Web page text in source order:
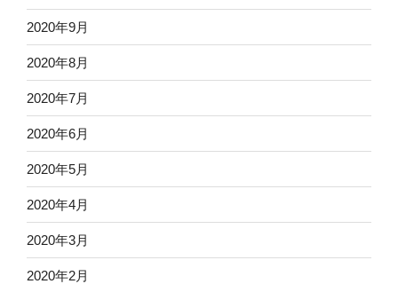
2020年9月
2020年8月
2020年7月
2020年6月
2020年5月
2020年4月
2020年3月
2020年2月